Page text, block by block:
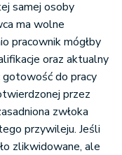
samej osoby
ma wolne
pracownik mógłby
oraz aktualny
gotowość do pracy
przez
zwłoka
przywileju. Jeśli
zlikwidowane, ale